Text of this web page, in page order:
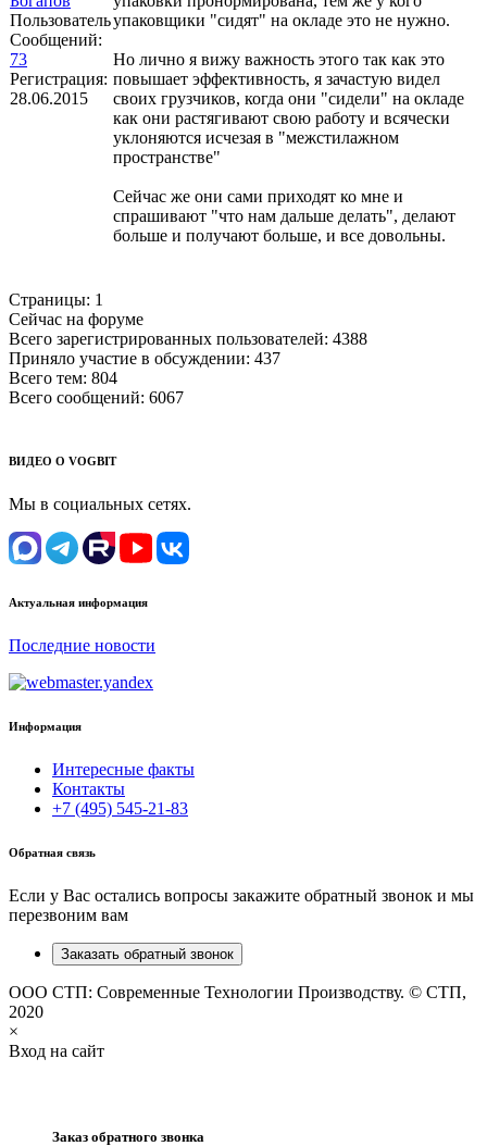
Пользователь
Сообщений:
73
Регистрация:
28.06.2015
упаковщики "сидят" на окладе это не нужно.
Но лично я вижу важность этого так как это
повышает эффективность, я зачастую видел
своих грузчиков, когда они "сидели" на окладе
как они растягивают свою работу и всячески
уклоняются исчезая в "межстилажном
пространстве"
Сейчас же они сами приходят ко мне и
спрашивают "что нам дальше делать", делают
больше и получают больше, и все довольны.
Страницы: 1
Сейчас на форуме
Всего зарегистрированных пользователей: 4388
Приняло участие в обсуждении: 437
Всего тем: 804
Всего сообщений: 6067
ВИДЕО О VOGBIT
Мы в социальных сетях.
Актуальная информация
Последние новости
Информация
Интересные факты
Контакты
+7 (495) 545-21-83
Обратная связь
Если у Вас остались вопросы закажите обратный звонок и мы
перезвоним вам
Заказать обратный звонок
ООО СТП: Современные Технологии Производству. © СТП,
2020
×
Вход на сайт
Заказ обратного звонка